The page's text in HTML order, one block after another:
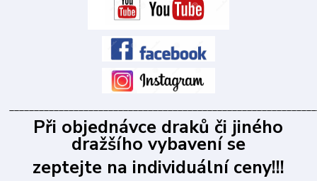
Při objednávce draků či jiného
dražšího vybavení se
zeptejte na individuální ceny!!!